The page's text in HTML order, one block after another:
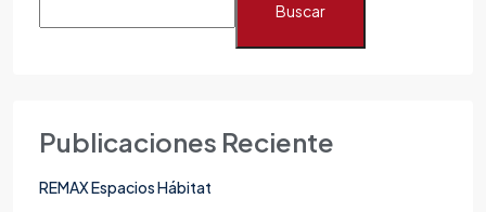
Buscar
Publicaciones Reciente
REMAX Espacios Hábitat